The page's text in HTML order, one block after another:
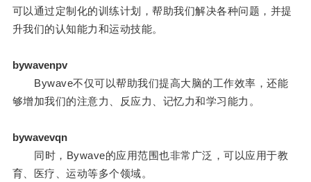
可以通过定制化的训练计划，帮助我们解决各种问题，并提
升我们的认知能力和运动技能。
bywavenpv
Bywave不仅可以帮助我们提高大脑的工作效率，还能
够增加我们的注意力、反应力、记忆力和学习能力。
bywavevqn
同时，Bywave的应用范围也非常广泛，可以应用于教
育、医疗、运动等多个领域。